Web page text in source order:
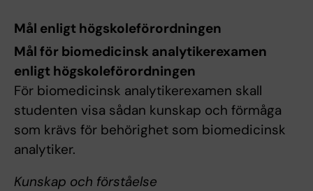
Mål enligt högskoleförordningen
Mål för biomedicinsk analytikerexamen
enligt högskoleförordningen
För biomedicinsk analytikerexamen skall
studenten visa sådan kunskap och förmåga
som krävs för behörighet som biomedicinsk
analytiker.
Kunskap och förståelse